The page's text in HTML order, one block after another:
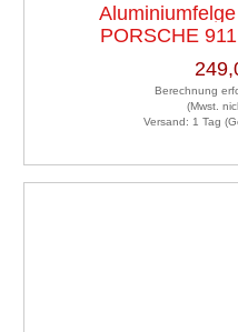
PORSCHE
Berechnung
(Mwst.
Versand: 1 Tag